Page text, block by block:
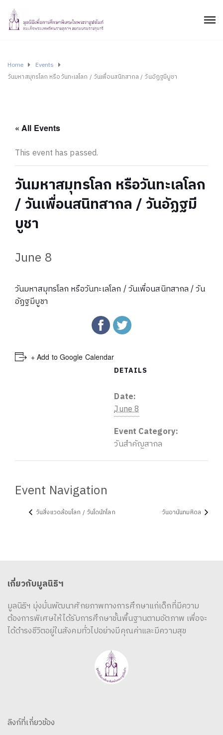
Home
Events
วันมหาสมุทรโลก หรือวันทะเลโลก / วันเพื่อนสนิทสากล / วันอัฏฐมีบูชา
« All Events
This event has passed.
วันมหาสมุทรโลก หรือวันทะเลโลก
/ วันเพื่อนสนิทสากล / วันอัฏฐมี
บูชา
June 8
วันมหาสมุทรโลก หรือวันทะเลโลก / วันเพื่อนสนิทสากล / วัน
อัฏฐมีบูชา
+ Add to Google Calendar
DETAILS
Date:
June 8
Event Category:
วันสำคัญสากล
Event Navigation
วันสิ่งแวดล้อมโลก / วันโดนัทโลก วันอานันทมหิดล
เกี่ยวกับมูลนิธิฯ
มูลนิธิฯ มุ่งมั่นพัฒนาศักยภาพทางการศึกษาแก่เด็กที่มีความ
ต้องการพิเศษให้ได้รับการศึกษาขั้นพื้นฐานตามอัตภาพ เพื่อจะ
ได้ดำรงชีวิตอยู่ในสังคมทั่วไปอย่างมีคุณค่าและมีความสุข
ลิงก์ที่เกี่ยวข้อง